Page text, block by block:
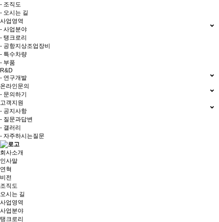
- 조직도
- 오시는 길
사업영역
- 사업분야
- 탱크로리
- 공항지상조업장비
- 특수차량
- 부품
R&D
- 연구개발
온라인문의
- 문의하기
고객지원
- 공지사항
- 질문과답변
- 갤러리
- 자주하시는질문
회사소개
인사말
연혁
비전
조직도
오시는 길
사업영역
사업분야
탱크로리